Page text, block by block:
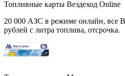
Топливные карты Вездеход Online
20 000 АЗС в режиме онлайн, все
рублей с литра топлива, отсрочка.